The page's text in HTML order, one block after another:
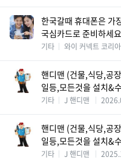
한국갈때 휴대폰은 가
국심카드로 준비하세
기타 와이 커넥트 코리아
핸디맨 (건물,식당,공
일등,모든것을 설치&
기타 J 핸디맨
핸디맨 (건물,식당,공
일등,모든것을 설치&
기타 J 핸디맨